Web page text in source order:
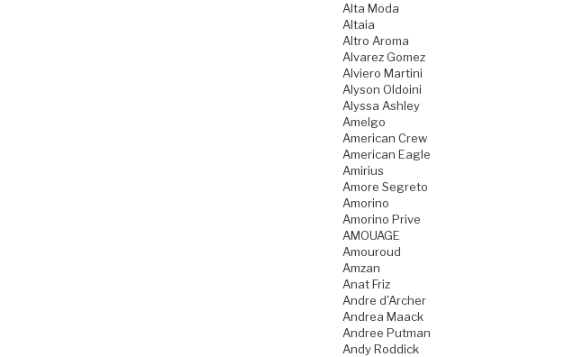
Alta Moda
Altaia
Altro Aroma
Alvarez Gomez
Alviero Martini
Alyson Oldoini
Alyssa Ashley
Amelgo
American Crew
American Eagle
Amirius
Amore Segreto
Amorino
Amorino Prive
AMOUAGE
Amouroud
Amzan
Anat Friz
Andre d'Archer
Andrea Maack
Andree Putman
Andy Roddick